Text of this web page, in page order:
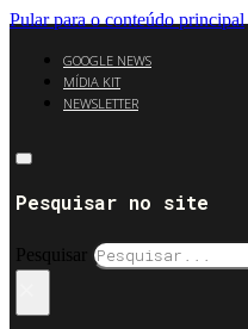
Pular para o conteúdo principal
GOOGLE NEWS
MÍDIA KIT
NEWSLETTER
Pesquisar no site
Pesquisar